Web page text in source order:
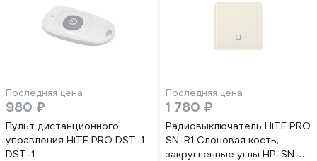
Последняя цена
980 ₽
Пульт дистанционного
управления HiTE PRO DST-1
DST-1
Последняя цена
1 780 ₽
Радиовыключатель HiTE PRO
SN-R1 Слоновая кость,
закругленные углы HP-SN-